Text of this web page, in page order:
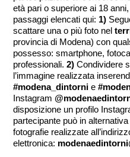
età pari o superiore ai 18
passaggi elencati qui: 1)
scattare una o più foto nel
provincia di Modena) con
possesso: smartphone,
professionali.2) Condividere
l’immagine realizzata
#modena_dintorni e
Instagram
disposizione un profilo
partecipante può in
fotografie realizzate
elettronica: